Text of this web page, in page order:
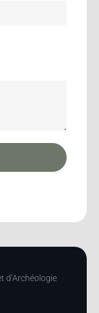
d’Archéologie